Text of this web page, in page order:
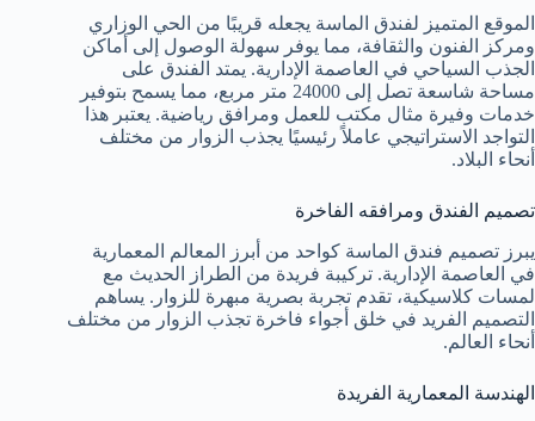
الموقع المتميز لفندق الماسة يجعله قريبًا من الحي الوزاري
ومركز الفنون والثقافة، مما يوفر سهولة الوصول إلى أماكن
الجذب السياحي في العاصمة الإدارية. يمتد الفندق على
مساحة شاسعة تصل إلى 24000 متر مربع، مما يسمح بتوفير
خدمات وفيرة مثال مكتب للعمل ومرافق رياضية. يعتبر هذا
التواجد الاستراتيجي عاملاً رئيسيًا يجذب الزوار من مختلف
أنحاء البلاد.
تصميم الفندق ومرافقه الفاخرة
يبرز تصميم فندق الماسة كواحد من أبرز المعالم المعمارية
في العاصمة الإدارية. تركيبة فريدة من الطراز الحديث مع
لمسات كلاسيكية، تقدم تجربة بصرية مبهرة للزوار. يساهم
التصميم الفريد في خلق أجواء فاخرة تجذب الزوار من مختلف
أنحاء العالم.
الهندسة المعمارية الفريدة